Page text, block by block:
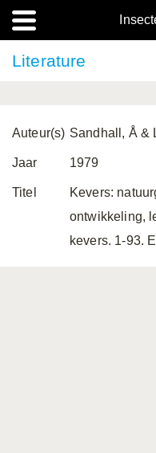
Literature
Auteur(s) Sandhall, Å &
Jaar 1979
Titel
Kevers:
ontwikkeling,
kevers. 1-93.